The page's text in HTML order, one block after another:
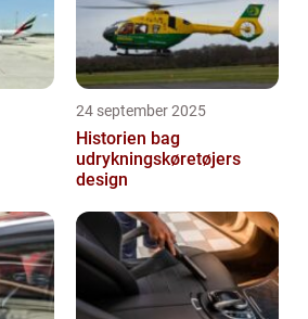
24 september 2025
Historien bag
udrykningskøretøjers
design